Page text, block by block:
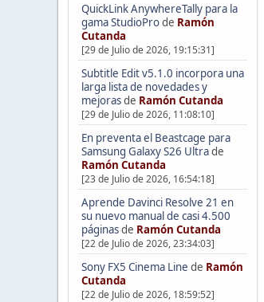
QuickLink AnywhereTally para la
gama StudioProde Ramón
Cutanda
[29 de Julio de 2026, 19:15:31]
Subtitle Edit v5.1.0 incorpora una
larga lista de novedades y
mejorasde Ramón Cutanda
[29 de Julio de 2026, 11:08:10]
En preventa el Beastcage para
Samsung Galaxy S26 Ultrade
Ramón Cutanda
[23 de Julio de 2026, 16:54:18]
Aprende Davinci Resolve 21 en
su nuevo manual de casi 4.500
páginasde Ramón Cutanda
[22 de Julio de 2026, 23:34:03]
Sony FX5 Cinema Line de Ramón
Cutanda
[22 de Julio de 2026, 18:59:52]